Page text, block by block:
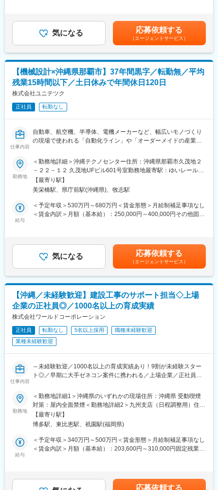
育園に子どもを預けることが必要ですが、実際の保育業界では保
育士不足により待機児童が発生しています。
リューションを提供します。
保育士さん1人1人に最適な選択肢を提示し、保育に従事する人口
を増やすことで、より安心して保育園に子どもを預けられる社会
を作り、ワークフォースの増加に寄与していきます。
事業が日本全国に拡大した今だからこそ、地域社会の子育てや活
性化に対してアプローチが出来ます。
ワークフォース不足に悩む日本全体に保育業界の転職サポートを
通じて価値を提供するのが我々のミッションです。
ゆくゆくは開発工程にも挑戦できます。
＜主な業務内容＞
・システムの運用・監視サポート
・テスト作業（マニュアルあり）
・設計書・資料作成の補助
・開発補助（慣れてきたら）
・将来的には開発・設計にもステップアップ
■教育・リスキリング制度
・トレンド技術をプロ講師や社内認定講師から学べる無料講義を
ングで無料受講可能
※スキルや資格取得することで給与UPに関わるグレードの上昇に
■当社の魅力：
【大手企業との安定取引】
全社では大手企業を中心とした5100社の企業との長いお取引を実
現しております。（2024年12月時点）。
【教育・研修制度】
プロ講師をお招きした社内勉強会や、自宅で無料受講が可能なe-
免除+お祝い金の支給をいたします。*：2024年12月時点
【透明性のある評価制度】
グレード＋累積経験値で評価や給与を決定していきます。
が存在 技術力に対する向上心を反映する
※累積経験値：業務や会社活動への参加を行っていくことで、累積
経験値を獲得スキルや活動を定量評価する
変更の範囲：会社の定める業務
金額であり、選考を通じて上下する可能性があります。月給(月額)
は固定手当を含めた表記です。
気になる 応募依頼する
（エージェントサービス）
【機械設計×沖縄県那覇市】37年間黒字／転勤無／平均
残業15時間以下／土日休みで年間休日120日
株式会社ユニテツク
正社員 転勤なし
仕事内容
自動車、航空機、半導体、電機メーカーなど、幅広いモノづくり
の現場で使われる「自動化ライン」や「オーダーメイドの産業機
「これまでは指示された通りの図面作成や、部品のバラシ・修正
業務が中心だった」という方も大歓迎です。既存のデータを流用
した設計や、先輩のサポートからスタートし、少しずつ「自分で
考えて形にする面白さ」を掴んでいける環境です。
【具体的な業務内容】
●仕様書・構想図を基にした組立図や部品図の作成（バラシ作
業）
●市販部品（モーターやシリンダーなど）の選定・強度計算の補
※使用CAD：AutoCAD、SolidWorks、iCAD、CATIAなど（使
い慣れたCADでスタート可能です）
【このポジションの魅力・技術の幅が広がる理由】
●特定製品に縛られない「マルチなスキル」が身につく
弊社は特定の業界に特化していないため、自動車から食品、
航空宇宙まで、多様な業界の機械に触れることができます。様々
●「設計のプロ」がしっかりフォロー
社長をはじめ、取締役も全員が設計エンジニア出身の会社で
め、使用経験のないCADの指導やステップアップへのフォロー体
制は万全です。
【安心して長く働ける環境】
事業所毎に地元企業と深く密着して業務を進めるため、転勤
はありません。地元でじっくり腰を据えて技術を磨けます。
による突発的な休日出勤や深夜労働がほぼ発生しないことも、無
勤務地
＜勤務地詳細＞沖縄テクノセンター住所：沖縄県那覇市久茂地２
－２２－１２ 久茂地UFビル601号室勤務地最寄駅：ゆいレール線
／美栄橋駅受動喫煙対策：屋内全面禁煙変更の範囲：会社の定め
る事業所
【最寄り駅】
美栄橋駅、県庁前駅(沖縄県)、牧志駅
給与
＜予定年収＞530万円～680万円＜賃金形態＞月給制補足事項なし
＜賃金内訳＞月額（基本給）：250,000円～400,000円その他固定
月）過去実績4,000～10,000円■賞与：年2回（6月、12月） ※別
途、決算賞与が支給される場合があります。賃金はあくまでも目
安の金額であり、選考を通じて上下する可能性があります。月給
(月額)は固定手当を含めた表記です。
気になる 応募依頼する
（エージェントサービス）
【沖縄／未経験歓迎】建設工事のサポート担当◇上場
企業の正社員◎／1000名以上の育成実績
株式会社ワールドコーポレーション
正社員 転勤なし 5名以上採用
職種未経験歓迎
業種未経験歓迎
仕事内容
～未経験歓迎／1000名以上の育成実績あり！9割が未経験スター
ト◎／早期に大手ゼネコン案件に携われる／上場企業／正社員／
■業務概要：
大プロジェクトチームの一員として、様々なサポートからお任せ
します。工事全体を管理・調整するお仕事です。手を動かす職人
さんの「まとめ役」となります。※工事は職人さんが行います。
＜こんなお仕事からお任せします！＞
・上司からのメッセージを一緒に働くみなさんへ報告
勤務地
＜勤務地詳細1＞沖縄県のいずれかの現場住所：沖縄県 受動喫煙
対策：屋内全面禁煙＜勤務地詳細2＞九州支店（日程調整用）住
所：福岡県福岡市博多区博多駅東2-10-35 博多プライムイースト8
階D勤務地最寄駅：(博多駅第5出口)線／博多駅受動喫煙対策：屋
【最寄り駅】
博多駅、東比恵駅、祇園駅(福岡県)
給与
＜予定年収＞340万円～500万円＜賃金形態＞月給制補足事項なし
＜賃金内訳＞月額（基本給）：203,600円～310,000円固定残業手
＞※上記年収はご年齢・スキル等を鑑みて決定されるため、あくま
応募依頼する